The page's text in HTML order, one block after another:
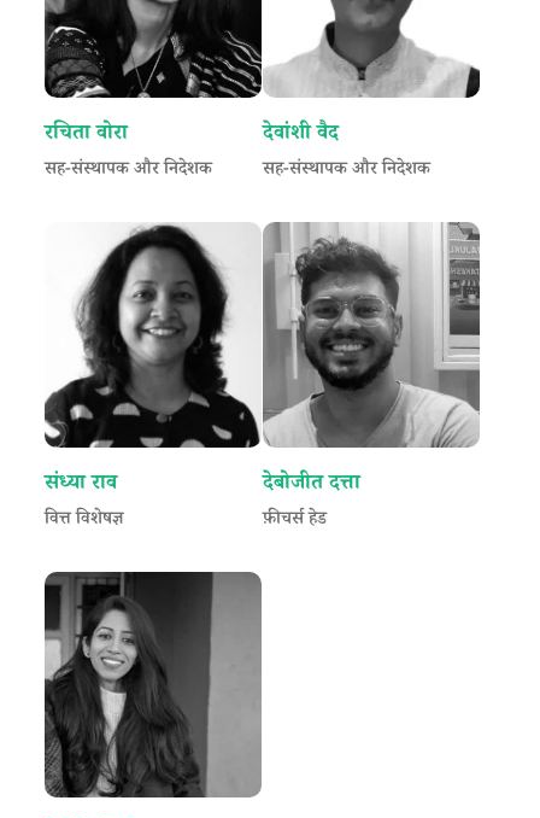
रचिता वोरा
सह-संस्थापक और निदेशक
देवांशी वैद
सह-संस्थापक और निदेशक
संध्या राव
वित्त विशेषज्ञ
देबोजीत दत्ता
फ़ीचर्स हेड